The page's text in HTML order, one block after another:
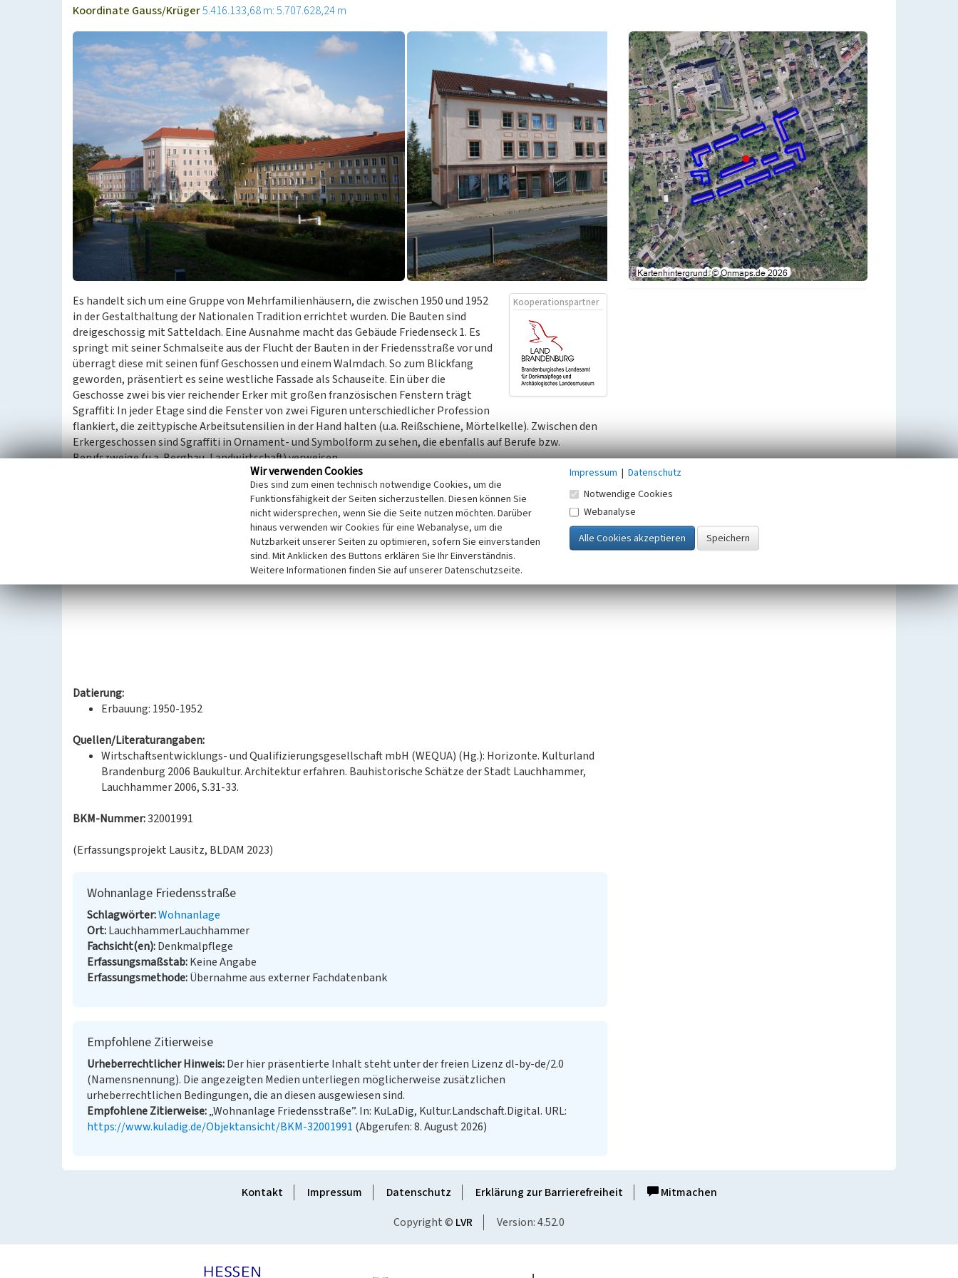
Koordinate Gauss/Krüger5.416.133,68 m: 5.707.628,24 m
Kooperationspartner
Es handelt sich um eine Gruppe von Mehrfamilienhäusern, die zwischen 1950 und 1952
in der Gestalthaltung der Nationalen Tradition errichtet wurden. Die Bauten sind
dreigeschossig mit Satteldach. Eine Ausnahme macht das Gebäude Friedenseck 1. Es
springt mit seiner Schmalseite aus der Flucht der Bauten in der Friedensstraße vor und
überragt diese mit seinen fünf Geschossen und einem Walmdach. So zum Blickfang
geworden, präsentiert es seine westliche Fassade als Schauseite. Ein über die
Geschosse zwei bis vier reichender Erker mit großen französischen Fenstern trägt
Sgraffiti: In jeder Etage sind die Fenster von zwei Figuren unterschiedlicher Profession
flankiert, die zeittypische Arbeitsutensilien in der Hand halten (u.a. Reißschiene, Mörtelkelle). Zwischen den
Erkergeschossen sind Sgraffiti in Ornament- und Symbolform zu sehen, die ebenfalls auf Berufe bzw.
Berufszweige (u.a. Bergbau, Landwirtschaft) verweisen.
Das westlichste Gebäude in der Friedensstraße zeigt eine andere Spezifik: hier wurde das Erdgeschoss als
Ladenzone gestaltet (Schaufenster).
Abseits dieser Ausnahmen kann eine Reduktion des Gestaltungsaufwands an den Fassaden mit zunehmendem
Abstand zur Friedensstraße beobachtet werden. Grundsätzliche Gestaltungsmittel sind: Trennung des
untersten von den oberen Geschossen durch verschiedene Putzfarben oder Gesimsbänder, französische
Fenster, Betonung der Treppenhäuser in der Fassade, Putzspiegel und Sgraffiti.
Die Gebäude der Wohnanlage formen einen rechteckigen Hofraum, der begrünt und baumbestanden ist.
Datierung:
Erbauung: 1950-1952
Quellen/Literaturangaben:
Wirtschaftsentwicklungs- und Qualifizierungsgesellschaft mbH (WEQUA) (Hg.): Horizonte. Kulturland
Brandenburg 2006 Baukultur. Architektur erfahren. Bauhistorische Schätze der Stadt Lauchhammer,
Lauchhammer 2006, S.31-33.
BKM-Nummer:32001991
(Erfassungsprojekt Lausitz, BLDAM 2023)
Wohnanlage Friedensstraße
Schlagwörter Wohnanlage
Ort LauchhammerLauchhammer
Fachsicht(en) Denkmalpflege
Erfassungsmaßstab Keine Angabe
Erfassungsmethode Übernahme aus externer Fachdatenbank
Empfohlene Zitierweise
Urheberrechtlicher Hinweis Der hier präsentierte Inhalt steht unter der freien Lizenz dl-by-de/2.0
(Namensnennung). Die angezeigten Medien unterliegen möglicherweise zusätzlichen
urheberrechtlichen Bedingungen, die an diesen ausgewiesen sind.
Empfohlene Zitierweise „Wohnanlage Friedensstraße”. In: KuLaDig, Kultur.Landschaft.Digital. URL:
https://www.kuladig.de/Objektansicht/BKM-32001991 (Abgerufen: 8. August 2026)
Kontakt Impressum Datenschutz Erklärung zur Barrierefreiheit
Mitmachen
Copyright © LVR Version: 4.52.0
Wir verwenden Cookies
Dies sind zum einen technisch notwendige Cookies, um die
Funktionsfähigkeit der Seiten sicherzustellen. Diesen können Sie
nicht widersprechen, wenn Sie die Seite nutzen möchten. Darüber
hinaus verwenden wir Cookies für eine Webanalyse, um die
Nutzbarkeit unserer Seiten zu optimieren, sofern Sie einverstanden
sind. Mit Anklicken des Buttons erklären Sie Ihr Einverständnis.
Weitere Informationen finden Sie auf unserer Datenschutzseite.
Impressum | Datenschutz
Notwendige Cookies
Webanalyse